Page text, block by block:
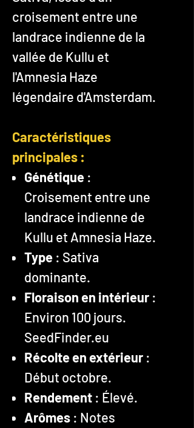
croisement entre une
landrace indienne de la
vallée de Kullu et
l'Amnesia Haze
légendaire d'Amsterdam.
Caractéristiques
principales :
Génétique :
Croisement entre une
landrace indienne de
Kullu et Amnesia Haze.
Type : Sativa
dominante.
Floraison en intérieur :
Environ 100 jours.
SeedFinder.eu
Récolte en extérieur :
Début octobre.
Rendement : Élevé.
Arômes : Notes